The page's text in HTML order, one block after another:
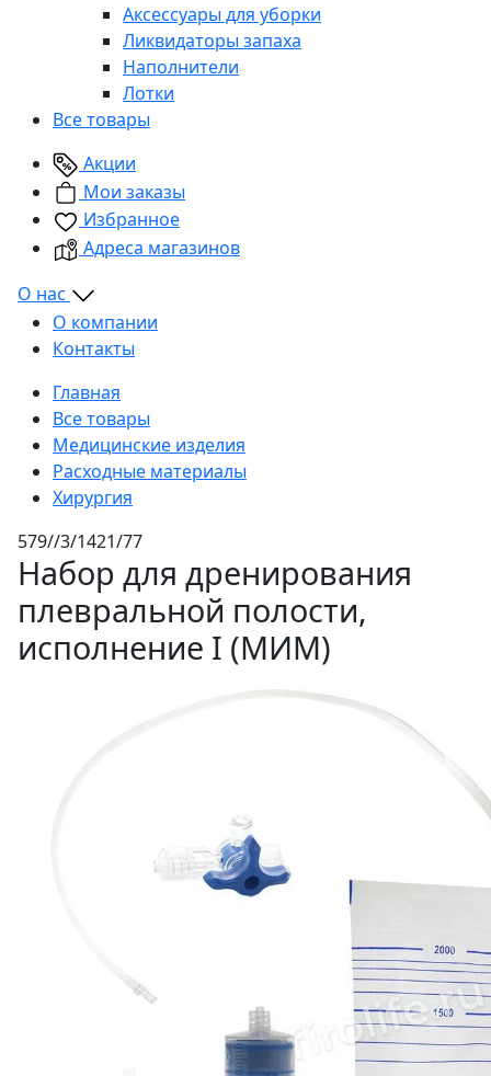
Аксессуары для уборки
Ликвидаторы запаха
Наполнители
Лотки
Все товары
Акции
Мои заказы
Избранное
Адреса магазинов
О нас
О компании
Контакты
Главная
Все товары
Медицинские изделия
Расходные материалы
Хирургия
579//3/1421/77
Набор для дренирования
плевральной полости,
исполнение I (МИМ)